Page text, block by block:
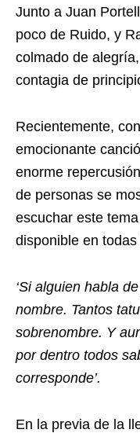
Junto a Juan
poco de Ruido, y
colmado de
contagia de
Recientemente,
emocionante
enorme
de personas se
escuchar este
disponible en
‘Si alguien habla
nombre. Tantos
sobrenombre. Y
por dentro todos
corresponde’.
En la previa de la